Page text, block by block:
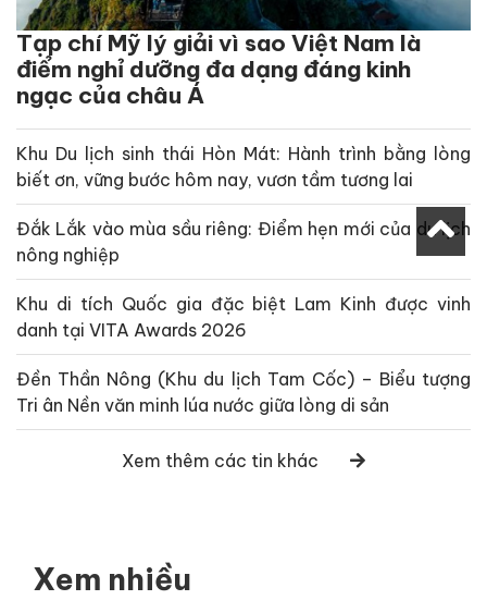
Tạp chí Mỹ lý giải vì sao Việt Nam là
điểm nghỉ dưỡng đa dạng đáng kinh
ngạc của châu Á
Khu Du lịch sinh thái Hòn Mát: Hành trình bằng lòng
biết ơn, vững bước hôm nay, vươn tầm tương lai
Đắk Lắk vào mùa sầu riêng: Điểm hẹn mới của du lịch
nông nghiệp
Khu di tích Quốc gia đặc biệt Lam Kinh được vinh
danh tại VITA Awards 2026
Đền Thần Nông (Khu du lịch Tam Cốc) – Biểu tượng
Tri ân Nền văn minh lúa nước giữa lòng di sản
Xem thêm các tin khác
Xem nhiều